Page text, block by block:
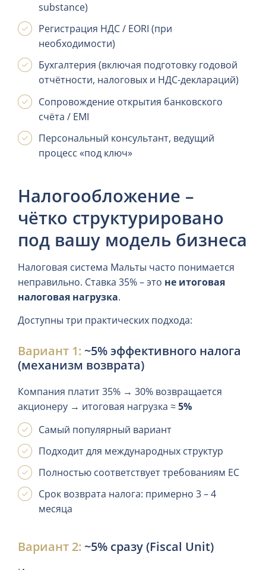
substance)
Регистрация НДС / EORI (при
необходимости)
Бухгалтерия (включая подготовку годовой
отчётности, налоговых и НДС-деклараций)
Сопровождение открытия банковского
счёта / EMI
Персональный консультант, ведущий
процесс «под ключ»
Налогообложение –
чётко структурировано
под вашу модель бизнеса
Налоговая система Мальты часто понимается
неправильно. Ставка 35% – это не итоговая
налоговая нагрузка.
Доступны три практических подхода:
Вариант 1: ~5% эффективного налога
(механизм возврата)
Компания платит 35% → 30% возвращается
акционеру → итоговая нагрузка ≈5%
Самый популярный вариант
Подходит для международных структур
Полностью соответствует требованиям ЕС
Срок возврата налога: примерно 3 – 4
месяца
Вариант 2: ~5% сразу (Fiscal Unit)